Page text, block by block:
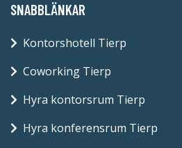
SNABBLÄNKAR
Kontorshotell Tierp
Coworking Tierp
Hyra kontorsrum Tierp
Hyra konferensrum Tierp